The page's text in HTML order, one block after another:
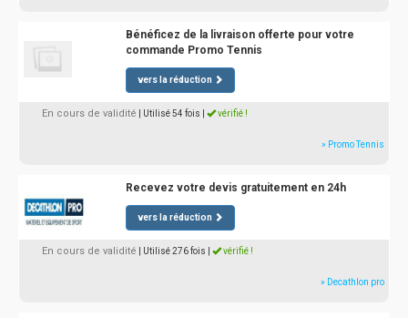
Bénéficez de la livraison offerte pour votre
commande Promo Tennis
vers la réduction
En cours de validité | Utilisé 54 fois vérifié !
» Promo Tennis
Recevez votre devis gratuitement en 24h
vers la réduction
En cours de validité | Utilisé 276 fois vérifié !
» Decathlon pro